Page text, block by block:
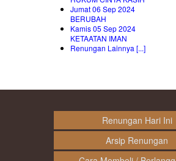
Jumat 06 Sep 2024
BERUBAH
Kamis 05 Sep 2024
KETAATAN IMAN
Renungan Lainnya [...]
Renungan Hari Ini
Arsip Renungan